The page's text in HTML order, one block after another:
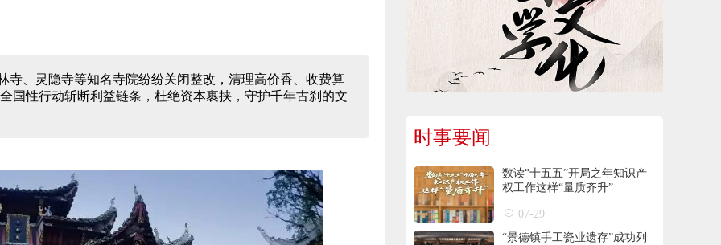
寺、灵隐寺等知名寺院纷纷关闭整改，清理高价香、收费算
国性行动斩断利益链条，杜绝资本裹挟，守护千年古刹的文
时事要闻
数读“十五五”开局之年知识产
权工作这样“量质齐升”
07-29
“景德镇手工瓷业遗存”成功列